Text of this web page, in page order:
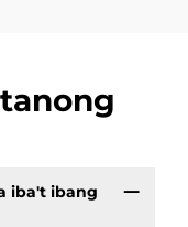
iba't ibang